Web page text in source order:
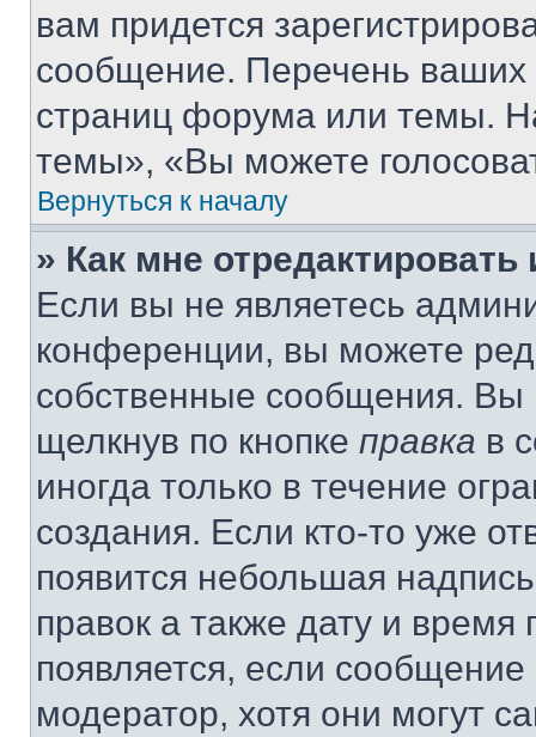
вам придется
сообщение. Перечень ваших
страниц форума или темы.
темы», «Вы можете
Вернуться к началу
» Как мне
Если вы не являетесь
конференции, вы можете
собственные сообщения. Вы
щелкнув по кнопке правка в
иногда только в течение
создания. Если кто-то уже
появится небольшая
правок а также дату и
появляется, если
модератор, хотя они могут